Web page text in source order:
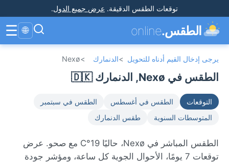
توقعات الطقس الدقيقة. عرض جميع الدول.
الطقس.online
🌐
☰
يرجى إدخال القيم أدناه للتحويل >الدنمارك >
Nexø
الطقس في Nexø, الدنمارك 🇩🇰
التوقعات الطقس في أغسطس
الطقس في سبتمبر
المتوسطات السنوية
طقس الدنمارك
الطقس المباشر في Nexø، حاليًا 19°C مع صحو. عرض
توقعات 7 يومًا، الأحوال الجوية كل ساعة، ومؤشر جودة